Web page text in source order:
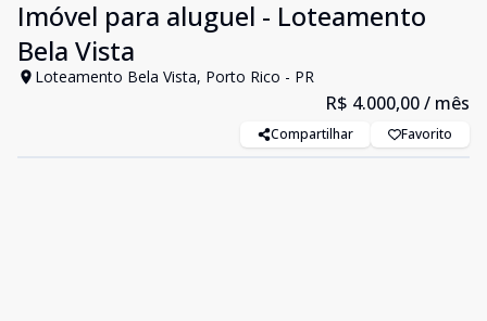
Imóvel para aluguel - Loteamento
Bela Vista
Loteamento Bela Vista, Porto Rico - PR
R$ 4.000,00/ mês
Compartilhar Favorito